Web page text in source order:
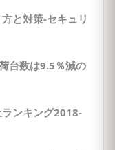
と対策-セキュリ
台数は9.5％減の
ンキング2018-